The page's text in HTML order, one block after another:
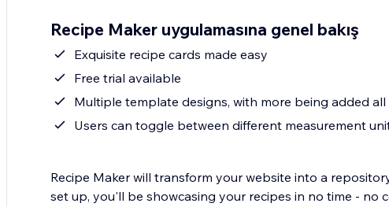
Recipe Maker uygulamasına genel bakış
Exquisite recipe cards made easy
Free trial available
Multiple template designs, with more being added all
Users can toggle between different measurement
Recipe Maker will transform your website into a
set up, you'll be showcasing your recipes in no time - no